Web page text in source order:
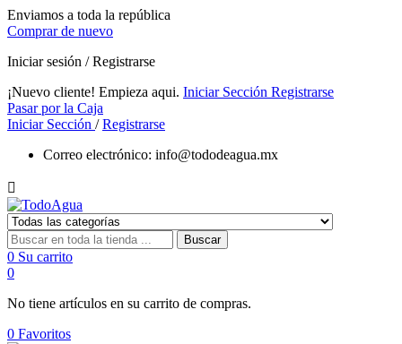
Enviamos a toda la república
Comprar de nuevo
Iniciar sesión / Registrarse
¡Nuevo cliente! Empieza aqui. Iniciar Sección Registrarse
Pasar por la Caja
Iniciar Sección /Registrarse
Correo electrónico: info@tododeagua.mx

Buscar
0 Su carrito
0
No tiene artículos en su carrito de compras.
0 Favoritos